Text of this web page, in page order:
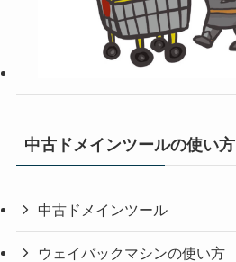
中古ドメインツールの使い方
中古ドメインツール
ウェイバックマシンの使い方